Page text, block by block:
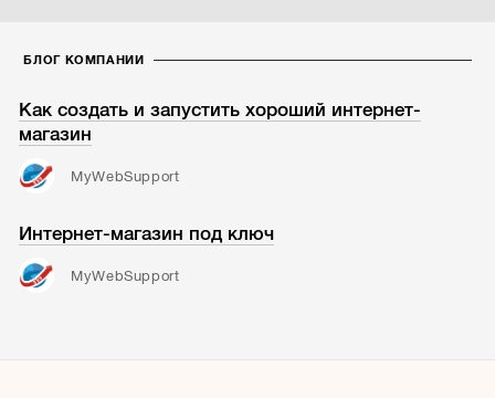
БЛОГ КОМПАНИИ
Как создать и запустить хороший интернет-
магазин
MyWebSupport
Интернет-магазин под ключ
MyWebSupport